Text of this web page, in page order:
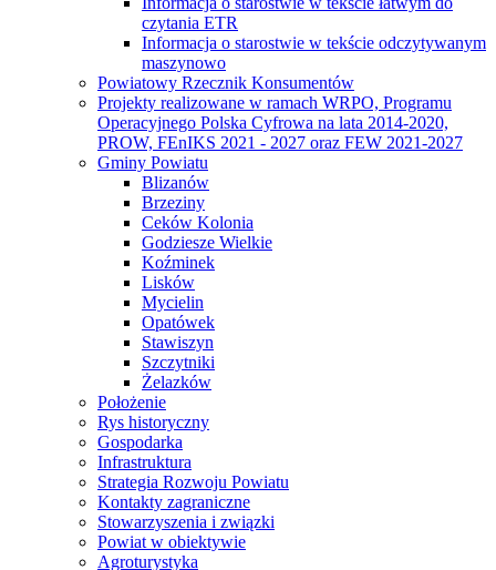
czytania ETR
Informacja o starostwie w tekście odczytywanym
maszynowo
Powiatowy Rzecznik Konsumentów
Projekty realizowane w ramach WRPO, Programu
Operacyjnego Polska Cyfrowa na lata 2014-2020,
PROW, FEnIKS 2021 - 2027 oraz FEW 2021-2027
Gminy Powiatu
Blizanów
Brzeziny
Ceków Kolonia
Godziesze Wielkie
Koźminek
Lisków
Mycielin
Opatówek
Stawiszyn
Szczytniki
Żelazków
Położenie
Rys historyczny
Gospodarka
Infrastruktura
Strategia Rozwoju Powiatu
Kontakty zagraniczne
Stowarzyszenia i związki
Powiat w obiektywie
Agroturystyka